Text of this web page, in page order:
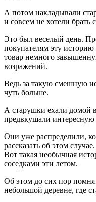
А потом накладывали
и совсем не хотели брать
Это был веселый день.
покупателям эту историю
товар немного
возражений.
Ведь за такую смешную
чуть больше.
А старушки ехали домой
предвкушали
Они уже распределили,
рассказать об этом случае.
Вот такая необычная
соседками эти летом.
Об этом до сих пор
небольшой деревне, где